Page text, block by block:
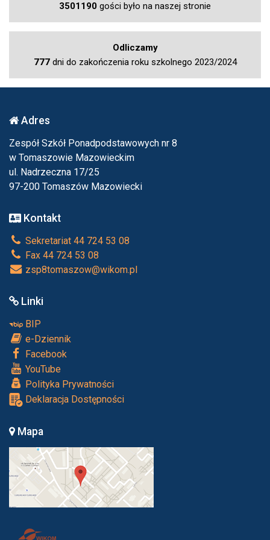
3501190 gości było na naszej stronie
Odliczamy
777dni do zakończenia roku szkolnego 2023/2024
Adres
Zespół Szkół Ponadpodstawowych nr 8
w Tomaszowie Mazowieckim
ul. Nadrzeczna 17/25
97-200 Tomaszów Mazowiecki
Kontakt
Sekretariat 44 724 53 08
Fax 44 724 53 08
zsp8tomaszow@wikom.pl
Linki
BIP
e-Dziennik
Facebook
YouTube
Polityka Prywatności
Deklaracja Dostępności
Mapa